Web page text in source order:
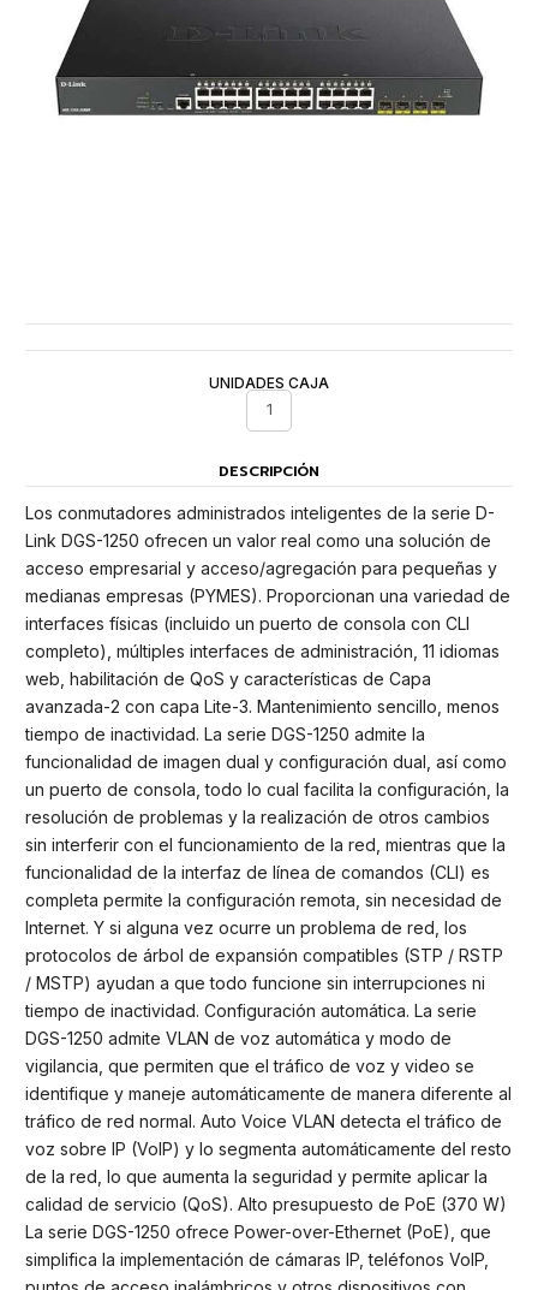
UNIDADES CAJA
1
DESCRIPCIÓN
Los conmutadores administrados inteligentes de la serie D-
Link DGS-1250 ofrecen un valor real como una solución de
acceso empresarial y acceso/agregación para pequeñas y
medianas empresas (PYMES). Proporcionan una variedad de
interfaces físicas (incluido un puerto de consola con CLI
completo), múltiples interfaces de administración, 11 idiomas
web, habilitación de QoS y características de Capa
avanzada-2 con capa Lite-3. Mantenimiento sencillo, menos
tiempo de inactividad. La serie DGS-1250 admite la
funcionalidad de imagen dual y configuración dual, así como
un puerto de consola, todo lo cual facilita la configuración, la
resolución de problemas y la realización de otros cambios
sin interferir con el funcionamiento de la red, mientras que la
funcionalidad de la interfaz de línea de comandos (CLI) es
completa permite la configuración remota, sin necesidad de
Internet. Y si alguna vez ocurre un problema de red, los
protocolos de árbol de expansión compatibles (STP / RSTP
/ MSTP) ayudan a que todo funcione sin interrupciones ni
tiempo de inactividad. Configuración automática. La serie
DGS-1250 admite VLAN de voz automática y modo de
vigilancia, que permiten que el tráfico de voz y video se
identifique y maneje automáticamente de manera diferente al
tráfico de red normal. Auto Voice VLAN detecta el tráfico de
voz sobre IP (VoIP) y lo segmenta automáticamente del resto
de la red, lo que aumenta la seguridad y permite aplicar la
calidad de servicio (QoS). Alto presupuesto de PoE (370 W)
La serie DGS-1250 ofrece Power-over-Ethernet (PoE), que
simplifica la implementación de cámaras IP, teléfonos VoIP,